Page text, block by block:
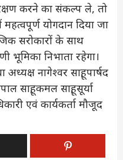
करने का संकल्प ले, तो
योगदान दिया जा
सरोकारों के साथ
भूमिका निभाता रहेगा।
नागेश्वर साहू, पार्षद
साहू, कमल साहू, सूर्या
एवं कार्यकर्ता मौजूद